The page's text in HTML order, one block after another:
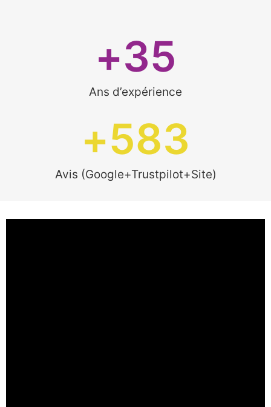
Ans d’expérience
+35
Avis (Google+Trustpilot+Site)
+583